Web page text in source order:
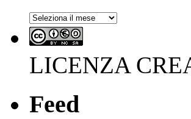
Archivi
LICENZA
Feed